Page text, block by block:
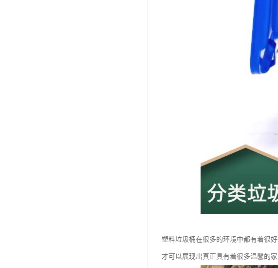
塑料垃圾桶在很多的环境中都有着很
才可以展现出真正具有着很多温馨的家